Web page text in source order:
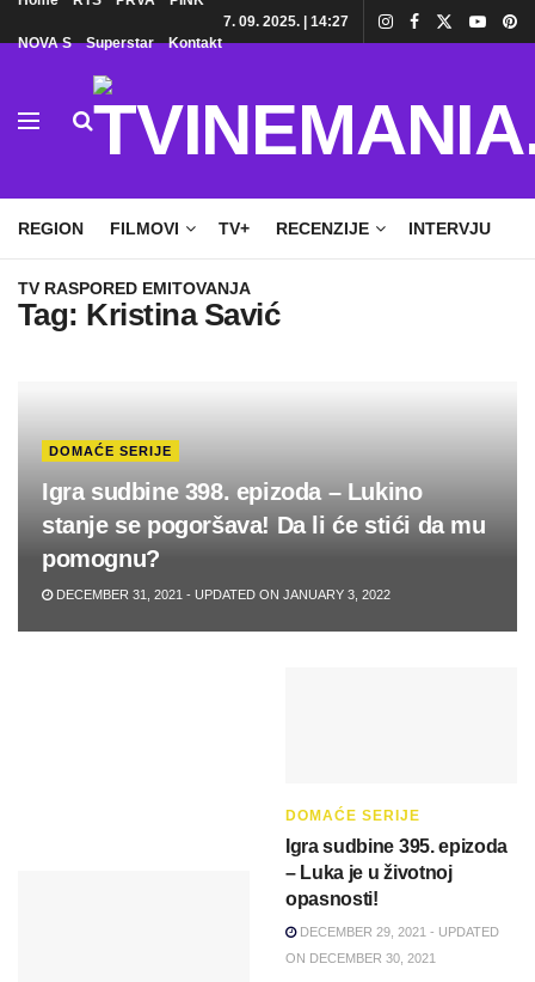
NOVA S Superstar Kontakt
7. 09. 2025. | 14:27
REGION FILMOVI TV+ RECENZIJE INTERVJU
TV RASPORED EMITOVANJA
Tag: Kristina Savić
DOMAĆE SERIJE
Igra sudbine 398. epizoda – Lukino
stanje se pogoršava! Da li će stići da mu
pomognu?
DECEMBER 31, 2021 - UPDATED ON JANUARY 3, 2022
DOMAĆE SERIJE
Igra sudbine 395. epizoda
– Luka je u životnoj
opasnosti!
DECEMBER 29, 2021 - UPDATED
ON DECEMBER 30, 2021